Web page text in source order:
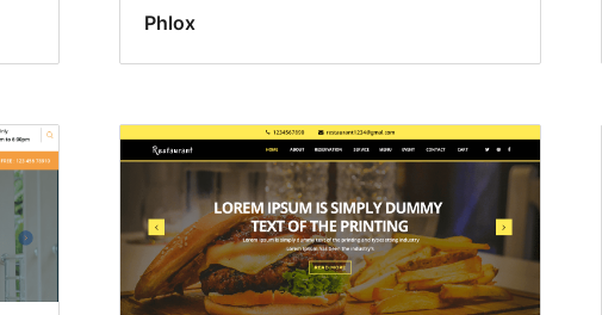
Phlox